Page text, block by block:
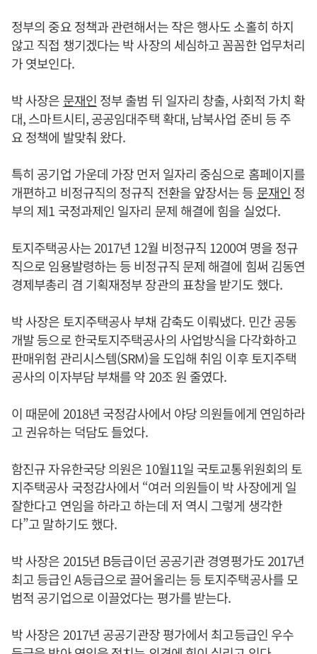
정부의 중요 정책과 관련해서는 작은 행사도 소홀히 하지
않고 직접 챙기겠다는 박 사장의 세심하고 꼼꼼한 업무처리
가 엿보인다.
박 사장은 문재인 정부 출범 뒤 일자리 창출, 사회적 가치 확
대, 스마트시티, 공공임대주택 확대, 남북사업 준비 등 주
요 정책에 발맞춰 왔다.
특히 공기업 가운데 가장 먼저 일자리 중심으로 홈페이지를
개편하고 비정규직의 정규직 전환을 앞장서는 등 문재인 정
부의 제1 국정과제인 일자리 문제 해결에 힘을 실었다.
토지주택공사는 2017년 12월 비정규직 1200여 명을 정규
직으로 임용발령하는 등 비정규직 문제 해결에 힘써 김동연
경제부총리 겸 기획재정부 장관의 표창을 받기도 했다.
박 사장은 토지주택공사 부채 감축도 이뤄냈다. 민간 공동
개발 등으로 한국토지주택공사의 사업방식을 다각화하고
판매위험 관리시스템(SRM)을 도입해 취임 이후 토지주택
공사의 이자부담 부채를 약 20조 원 줄였다.
이 때문에 2018년 국정감사에서 야당 의원들에게 연임하라
고 권유하는 덕담도 들었다.
함진규 자유한국당 의원은 10월11일 국토교통위원회의 토
지주택공사 국정감사에서 “여러 의원들이 박 사장에게 일
잘한다고 연임을 하라고 하는데 저 역시 그렇게 생각한
다”고 말하기도 했다.
박 사장은 2015년 B등급이던 공공기관 경영평가도 2017년
최고 등급인 A등급으로 끌어올리는 등 토지주택공사를 모
범적 공기업으로 이끌었다는 평가를 받는다.
박 사장은 2017년 공공기관장 평가에서 최고등급인 우수